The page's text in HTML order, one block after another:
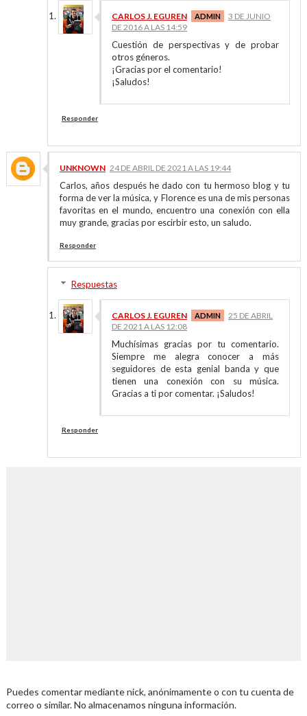
CARLOS J. EGUREN
3 DE JUNIO
DE 2016 A LAS 14:59
Cuestión de perspectivas y de probar
otros géneros.
¡Gracias por el comentario!
¡Saludos!
Responder
UNKNOWN 24 DE ABRIL DE 2021 A LAS 19:44
Carlos, años después he dado con tu hermoso blog y tu
forma de ver la música, y Florence es una de mis personas
favoritas en el mundo, encuentro una conexión con ella
muy grande, gracias por escirbir esto, un saludo.
Responder
Respuestas
CARLOS J. EGUREN
25 DE ABRIL
DE 2021 A LAS 12:08
Muchísimas gracias por tu comentario.
Siempre me alegra conocer a más
seguidores de esta genial banda y que
tienen una conexión con su música.
Gracias a ti por comentar. ¡Saludos!
Responder
Puedes comentar mediante nick, anónimamente o con tu cuenta de
correo o similar. No almacenamos ninguna información.